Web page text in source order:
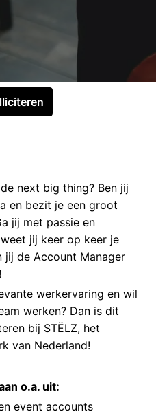
next big thing? Ben jij
en bezit je een groot
jij met passie en
jij keer op keer je
jij de Account Manager
werkervaring en wil
werken? Dan is dit
bij STËLZ, het
van Nederland!
o.a. uit:
event accounts